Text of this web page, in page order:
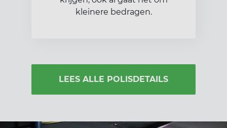
kleinere bedragen.
LEES ALLE POLISDETAILS